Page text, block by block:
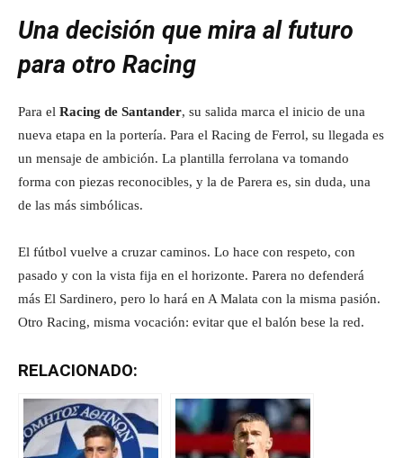
Una decisión que mira al futuro
para otro Racing
Para el Racing de Santander, su salida marca el inicio de una
nueva etapa en la portería. Para el Racing de Ferrol, su llegada es
un mensaje de ambición. La plantilla ferrolana va tomando
forma con piezas reconocibles, y la de Parera es, sin duda, una
de las más simbólicas.
El fútbol vuelve a cruzar caminos. Lo hace con respeto, con
pasado y con la vista fija en el horizonte. Parera no defenderá
más El Sardinero, pero lo hará en A Malata con la misma pasión.
Otro Racing, misma vocación: evitar que el balón bese la red.
RELACIONADO: